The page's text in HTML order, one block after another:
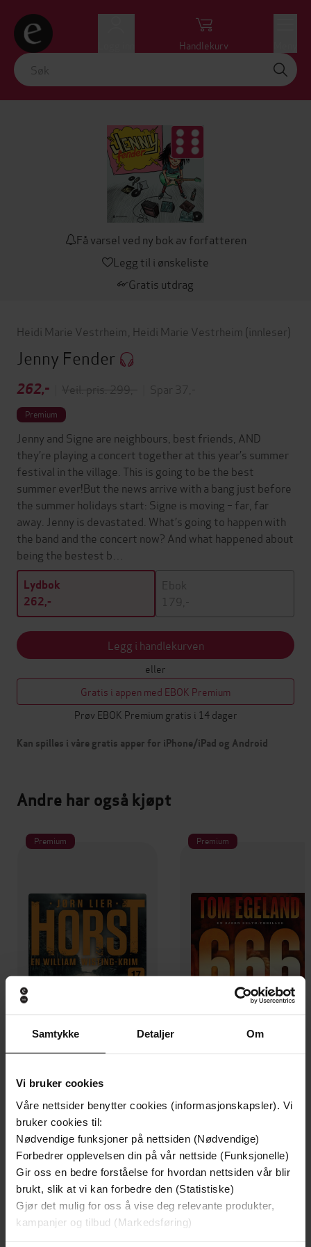
Samtykke Detaljer Om
Vi bruker cookies
Våre nettsider benytter cookies (informasjonskapsler). Vi
bruker cookies til:
Nødvendige funksjoner på nettsiden (Nødvendige)
Forbedrer opplevelsen din på vår nettside (Funksjonelle)
Gir oss en bedre forståelse for hvordan nettsiden vår blir
brukt, slik at vi kan forbedre den (Statistiske)
Gjør det mulig for oss å vise deg relevante produkter,
kampanjer og tilbud (Markedsføring)
Handlekurv
Få varsel ved ny bok av forfatteren
Legg til i ønskeliste
Gratis utdrag
Heidi Marie Vestrheim Heidi Marie Vestrheim (innleser)
Jenny Fender
262,- Veil. pris: 299,- Spar 37,-
Premium
Jenny and Signe are neighbours, best friends, AND
they’re playing a concert together at this year’s summer
festival in the village. This is going to be the best
summer ever!But the news arrive with a bang just before
the summer holidays start: Signe is moving – far, far
away. Jenny is devastated. What’s going to happen with
the band and the concert now? And what happened about
being the bestest b…
Lydbok
262,-
Ebok
179,-
Legg i handlekurven
eller
Gratis i appen med EBOK Premium
Prøv EBOK Premium gratis i 14 dager
Kan spilles i våre gratis apper for iPhone/iPad og Android
Andre har også kjøpt
Premium
199,-
Jørn Lier Horst
LYDBOK
Premium
179,-
LYDBOK
Forfattere Heidi Marie Vestrheim(forfatter),Heidi
Marie Vestrheim(innleser)
Forlag Gyldendal